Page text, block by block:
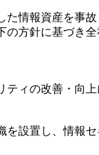
情報資産を事
方針に基づき
ィの改善・向上
設置し、情報